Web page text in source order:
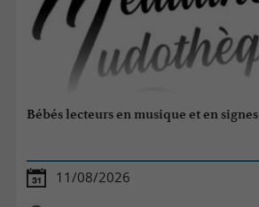
Bébés lecteurs en musique et en signes
11/08/2026